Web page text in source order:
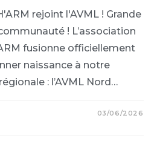
rejoint l'AVML ! Grande
! L’association
fusionne officiellement
naissance à notre
: l’AVML Nord…
03/06/2026